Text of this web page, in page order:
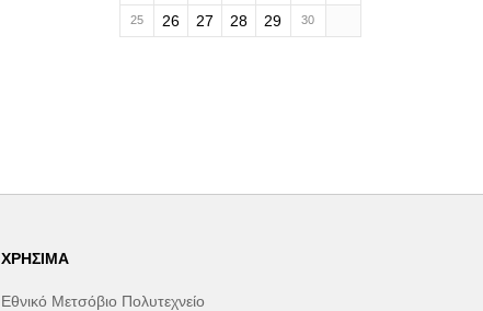
25 26 27 28 29 30
ΧΡΉΣΙΜΑ
Εθνικό Μετσόβιο Πολυτεχνείο